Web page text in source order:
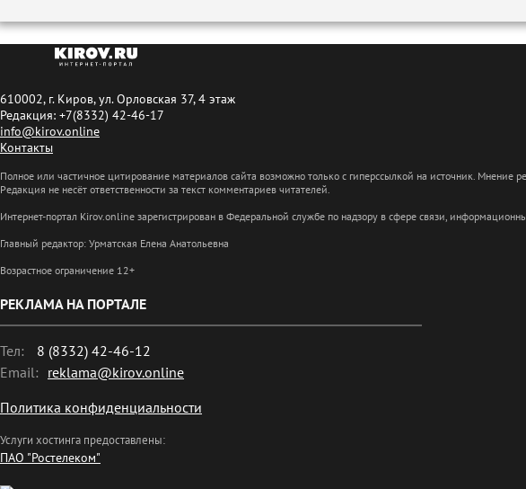
610002, г. Киров, ул. Орловская 37, 4 этаж
Редакция: +7(8332) 42-46-17
info@kirov.online
Контакты
Полное или частичное цитирование материалов сайта возможно только с гиперссылкой на источник.
Редакция не несёт ответственности за текст комментариев читателей.
Интернет-портал Kirov.online зарегистрирован в Федеральной службе по надзору в сфере связи,
Главный редактор: Урматская Елена Анатольевна
Возрастное ограничение 12+
РЕКЛАМА НА ПОРТАЛЕ
Тел:
8 (8332) 42-46-12
Email: reklama@kirov.online
Политика конфиденциальности
Услуги хостинга предоставлены:
ПАО "Ростелеком"